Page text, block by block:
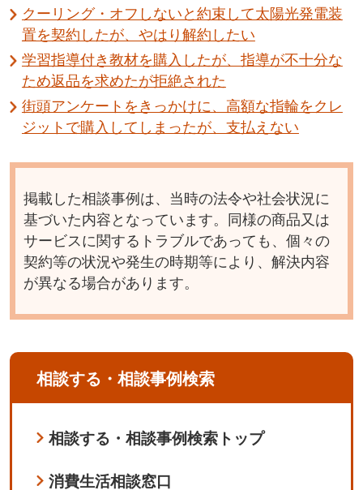
クーリング・オフしないと約束して太陽光発電装
置を契約したが、やはり解約したい
学習指導付き教材を購入したが、指導が不十分な
ため返品を求めたが拒絶された
街頭アンケートをきっかけに、高額な指輪をクレ
ジットで購入してしまったが、支払えない
掲載した相談事例は、当時の法令や社会状況に
基づいた内容となっています。同様の商品又は
サービスに関するトラブルであっても、個々の
契約等の状況や発生の時期等により、解決内容
が異なる場合があります。
相談する・相談事例検索
相談する・相談事例検索トップ
消費生活相談窓口